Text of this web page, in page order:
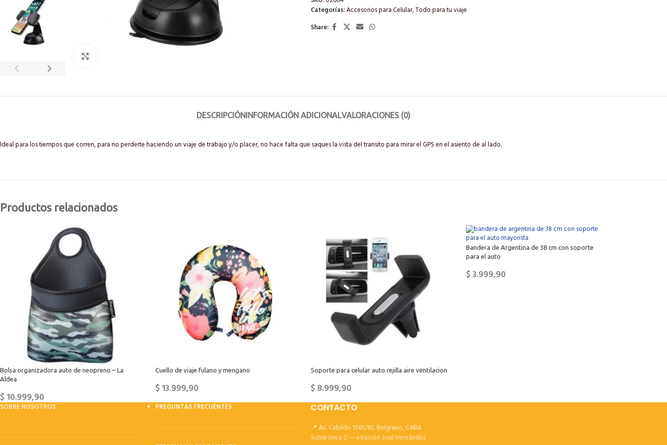
Categorías:Accesorios para Celular,Todo para tu viaje
Share:
DESCRIPCIÓNINFORMACIÓN ADICIONALVALORACIONES (0)
Ideal para los tiempos que corren, para no perderte haciendo un viaje de trabajo y/o placer, no hace falta que saques la vista del transito para mirar el GPS en el asiento de al lado.
Productos relacionados
Bolsa organizadora auto de neopreno – La
Aldea
$10.999,90
Cuello de viaje fulano y mengano
$13.999,90
Soporte para celular auto rejilla aire ventilacion
$8.999,90
Bandera de Argentina de 38 cm con soporte
para el auto
$3.999,90
SOBRE NOSOTROS PREGUNTAS FRECUENTES CONTACTO
📍 Av. Cabildo 1565/61, Belgrano, CABA
Subte línea D — estación José Hernández